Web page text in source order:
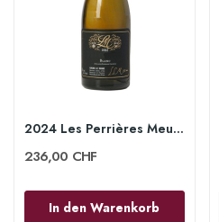
2024 Les Perrières Meursault 1er Cru 75cl -...
236,00 CHF
In den Warenkorb